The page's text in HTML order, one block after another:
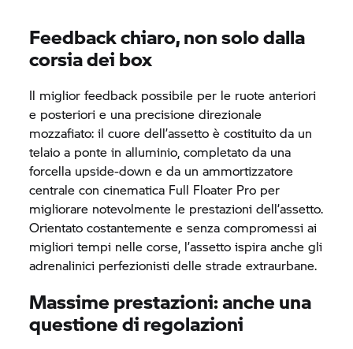
Feedback chiaro, non solo dalla
corsia dei box
Il miglior feedback possibile per le ruote anteriori
e posteriori e una precisione direzionale
mozzafiato: il cuore dell’assetto è costituito da un
telaio a ponte in alluminio, completato da una
forcella upside-down e da un ammortizzatore
centrale con cinematica Full Floater Pro per
migliorare notevolmente le prestazioni dell’assetto.
Orientato costantemente e senza compromessi ai
migliori tempi nelle corse, l’assetto ispira anche gli
adrenalinici perfezionisti delle strade extraurbane.
Massime prestazioni: anche una
questione di regolazioni